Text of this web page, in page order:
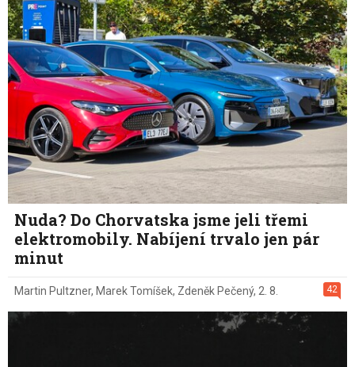
Nuda? Do Chorvatska jsme jeli třemi
elektromobily. Nabíjení trvalo jen pár
minut
42
Martin Pultzner, Marek Tomíšek, Zdeněk Pečený, 2. 8.